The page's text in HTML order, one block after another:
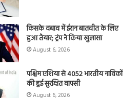
किसके दबाव में ईरान बातचीत के लिए
हुआ तैयार; ट्रंप ने किया खुलासा
August 6, 2026
पश्चिम एशिया से 4052 भारतीय नाविकों
की हुई सुरक्षित वापसी
August 6, 2026